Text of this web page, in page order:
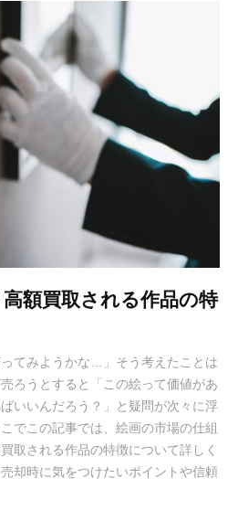
額買取される作品の特
ってみようかな…」そう考えたことは
ろうとすると「この絵って価値があ
いいんだろう？」と疑問が次々に浮
でこの記事では、絵画の市場の仕組
取される作品の特徴について詳しく
却時に気をつけたいポイントや信頼